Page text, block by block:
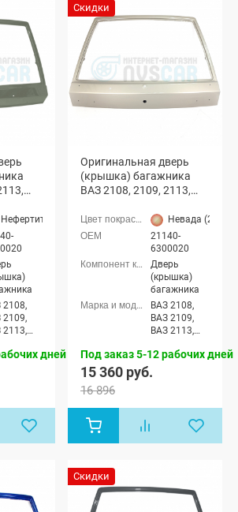
Нефертити (270 серебристый-бежевый)
2108,
2109,
2113,
дней
Скидки
Оригинальная дверь
(крышка) багажника
ВАЗ 2108, 2109, 2113,
(Невада 239)
Невада (239
21140-
6300020
Дверь
(крышка)
багажника
ВАЗ 2108,
ВАЗ 2109,
ВАЗ 2113,
Под заказ 5-12 рабочих дней
15 360 руб.
16 896
Скидки